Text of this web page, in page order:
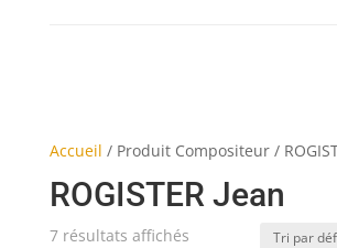
Accueil / Produit Compositeur/
ROGISTER Jean
7 résultats affichés